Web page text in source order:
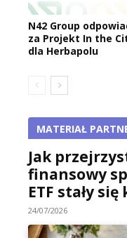
N42 Group
za Projekt In the
dla Herbapolu
MATERIAŁ
Jak
finansowy
ETF stały
24/07/2026